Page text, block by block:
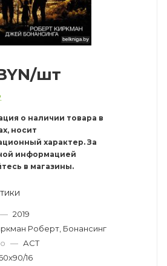
/шт
о наличии товара в
носит
характер. За
информацией
в магазины.
— 2019
Роберт, Бонансинг
— АСТ
16